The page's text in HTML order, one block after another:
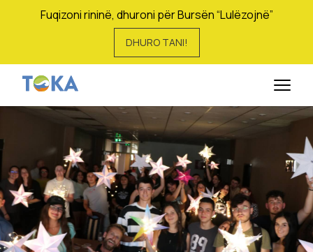
Fuqizoni rininë, dhuroni për Bursën “Lulëzojnë”
DHURO TANI!